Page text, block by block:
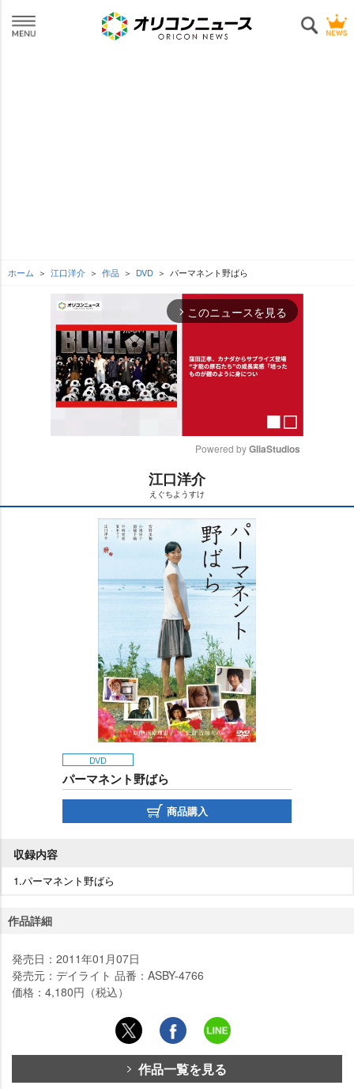
ホーム 江口洋介 作品 DVD パーマネント野ばら
arrow_forward_ios このニュースを見る
t
e
Powered by GliaStudios
江口洋介
えぐちようすけ
DVD
パーマネント野ばら
商品購入
収録内容
1.パーマネント野ばら
作品詳細
発売日：2011年01月07日
発売元：デイライト 品番：ASBY-4766
価格：4,180円（税込）
作品一覧を見る